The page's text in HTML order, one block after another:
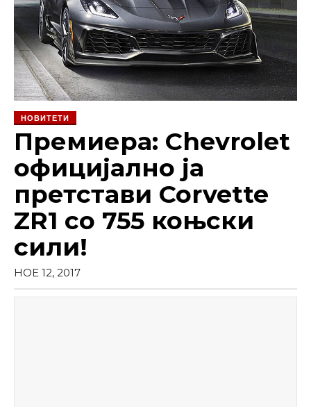
НОВИТЕТИ
Премиера: Chevrolet
официјално ја
претстави Corvette
ZR1 со 755 коњски
сили!
НОЕ 12, 2017